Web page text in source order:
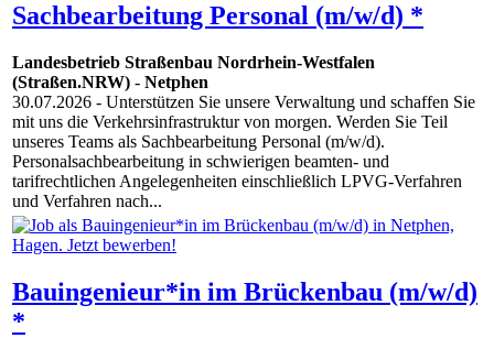
Sachbearbeitung Personal (m/w/d) *
Landesbetrieb Straßenbau Nordrhein-Westfalen
(Straßen.NRW) - Netphen
30.07.2026 - Unterstützen Sie unsere Verwaltung und schaffen Sie
mit uns die Verkehrsinfrastruktur von morgen. Werden Sie Teil
unseres Teams als Sachbearbeitung Personal (m/w/d).
Personalsachbearbeitung in schwierigen beamten- und
tarifrechtlichen Angelegenheiten einschließlich LPVG-Verfahren
und Verfahren nach...
Bauingenieur*in im Brückenbau (m/w/d)
*